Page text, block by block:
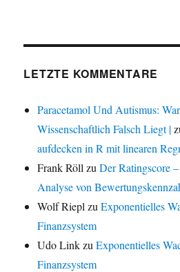
LETZTE KOMMENTARE
Paracetamol Und Autismus:
Wissenschaftlich Falsch Liegt |
aufdecken in R mit linearen
Frank Röll zuDer Ratingscore
Analyse von
Wolf Riepl zuExponentielles
Finanzsystem
Udo LinkzuExponentielles
Finanzsystem